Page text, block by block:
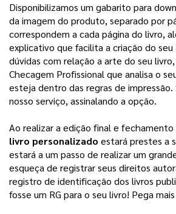
Disponibilizamos um gabarito para
da imagem do produto, separado por
correspondem a cada página do livro,
explicativo que facilita a criação do seu
dúvidas com relação a arte do seu
Checagem Profissional que analisa o
esteja dentro das regras de
nosso serviço, assinalando a opção.
livro personalizado estará prestes a
estará a um passo de realizar um
esqueça de registrar seus direitos
registro de identificação dos livros
fosse um RG para o seu livro! Pega